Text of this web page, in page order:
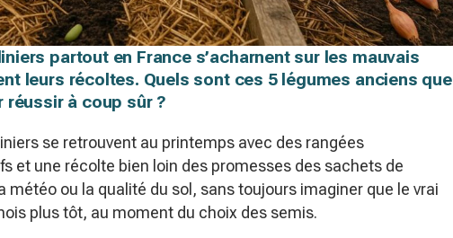
partout en France s’acharnent sur les mauvais
leurs récoltes. Quels sont ces 5 légumes anciens que
réussir à coup sûr ?
se retrouvent au printemps avec des rangées
et une récolte bien loin des promesses des sachets de
météo ou la qualité du sol, sans toujours imaginer que le vrai
plus tôt, au moment du choix des semis.